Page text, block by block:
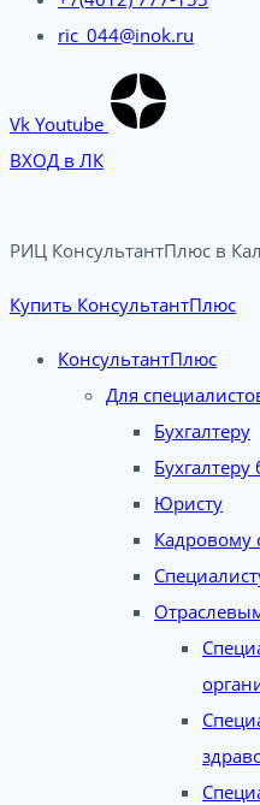
ric_044@inok.ru
Vk Youtube
ВХОД в ЛК
РИЦ КонсультантПлюс в
Купить КонсультантПлюс
КонсультантПлюс
Для
Бухгалтеру
Юристу
Кадровому